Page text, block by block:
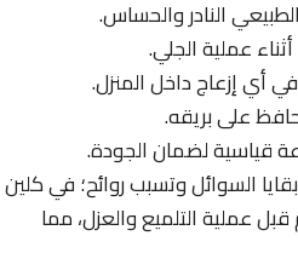
النادر والحساس.
عملية الجلي.
أي إزعاج داخل المنزل.
على بريقه.
قياسية لضمان الجودة.
السوائل وتسبب روائح؛ في كلين
عملية التلميع والعزل، مما